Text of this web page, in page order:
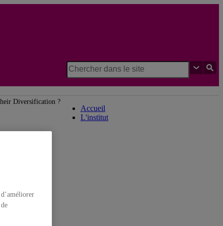
Diversification ?
Accueil
L'institut